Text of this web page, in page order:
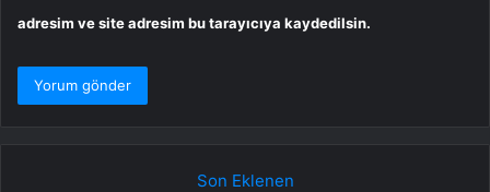
adresim ve site adresim bu tarayıcıya kaydedilsin.
Son Eklenen